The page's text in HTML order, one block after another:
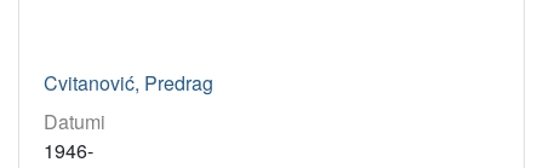
Cvitanović, Predrag
Datumi
1946-